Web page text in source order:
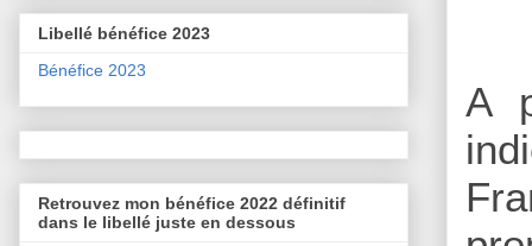
A
Libellé bénéfice 2023
Bénéfice 2023
Retrouvez mon bénéfice 2022 définitif
dans le libellé juste en dessous